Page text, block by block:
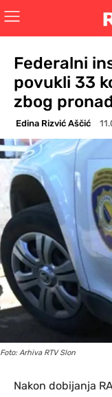
Federalni
povukli 33
zbog
Edina Rizvić Aščić
Foto: Arhiva RTV Slon
Nakon dobijanja